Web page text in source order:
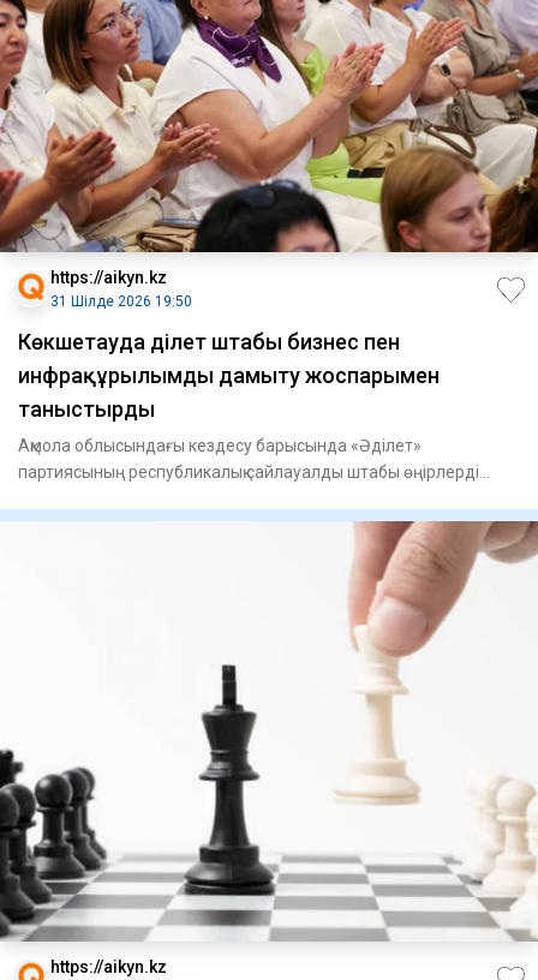
https://aikyn.kz
31 Шілде 2026 19:50
Көкшетауда Әділет штабы бизнес пен
инфрақұрылымды дамыту жоспарымен
таныстырды
Ақмола облысындағы кездесу барысында «Әділет»
партиясының республикалық сайлауалды штабы өңірлерді
https://aikyn.kz